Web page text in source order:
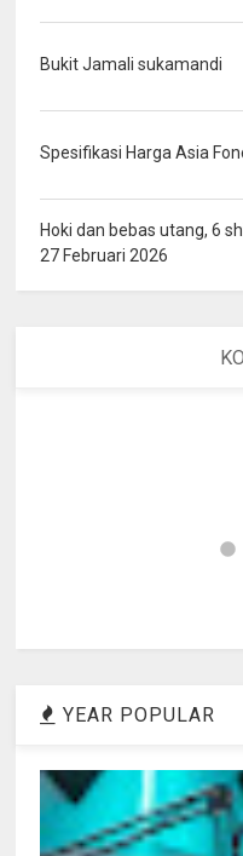
Bukit Jamali sukamandi
Spesifikasi Harga Asia
Hoki dan bebas utang, 6
27 Februari 2026
YEAR POPULAR